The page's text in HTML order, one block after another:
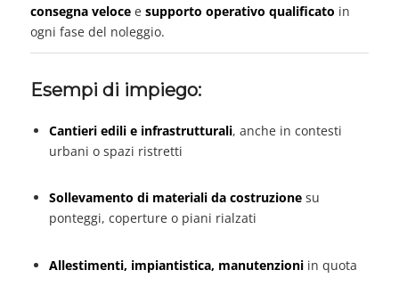
consegna velocee supporto operativo qualificato in
ogni fase del noleggio.
Esempi di impiego:
Cantieri edili e infrastrutturali, anche in contesti
urbani o spazi ristretti
Sollevamento di materiali da costruzionesu
ponteggi, coperture o piani rialzati
Allestimenti, impiantistica, manutenzioniin quota